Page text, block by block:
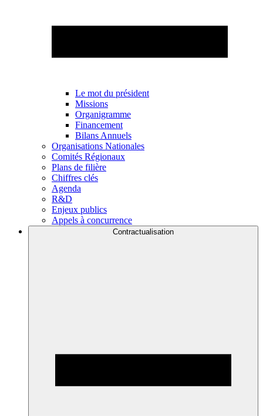
Le mot du président
Missions
Organigramme
Financement
Bilans Annuels
Organisations Nationales
Comités Régionaux
Plans de filière
Chiffres clés
Agenda
R&D
Enjeux publics
Appels à concurrence
Contractualisation